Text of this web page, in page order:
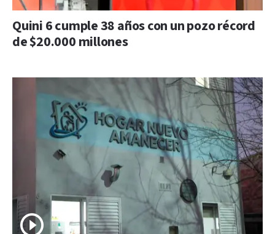
Quini 6 cumple 38 años con un pozo récord
de $20.000 millones